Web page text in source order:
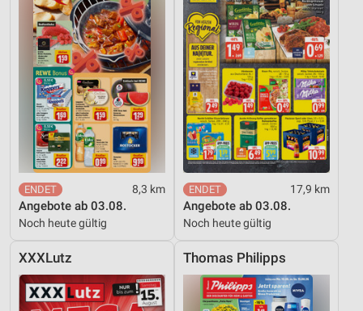
8,3 km
Angebote ab 03.08.
Noch heute gültig
17,9 km
Angebote ab 03.08.
Noch heute gültig
XXXLutz Thomas Philipps